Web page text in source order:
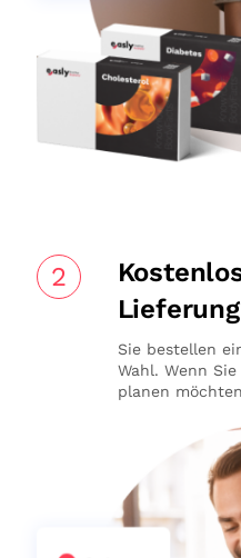
2
Lieferung
Sie bestellen
Wahl. Wenn
planen